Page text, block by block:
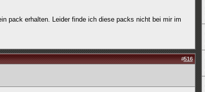
pack erhalten. Leider finde ich diese packs nicht bei mir im
#516